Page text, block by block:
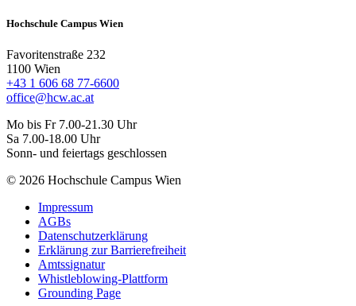
Hochschule Campus Wien
Favoritenstraße 232
1100 Wien
+43 1 606 68 77-6600
office@hcw.ac.at
Mo bis Fr 7.00-21.30 Uhr
Sa 7.00-18.00 Uhr
Sonn- und feiertags geschlossen
© 2026 Hochschule Campus Wien
Impressum
AGBs
Datenschutzerklärung
Erklärung zur Barrierefreiheit
Amtssignatur
Whistleblowing-Plattform
Grounding Page